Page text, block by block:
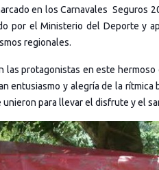
en los Carnavales Seguros
por el Ministerio del Deporte y
regionales.
las protagonistas en este
entusiasmo y alegría de la
para llevar el disfrute y el